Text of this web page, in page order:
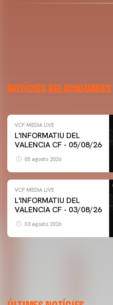
NOTÍCIES RELACIONADES
VCF MEDIA LIVE
L'INFORMATIU DEL
VALENCIA CF - 05/08/26
05 agosto 2026
VCF MEDIA LIVE
L'INFORMATIU DEL
VALENCIA CF - 03/08/26
03 agosto 2026